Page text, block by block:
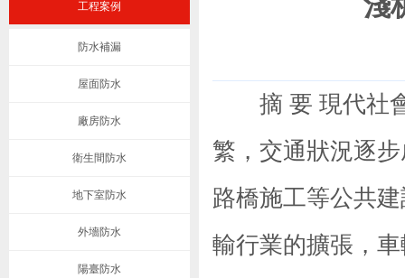
工程案例
防水補漏
屋面防水
廠房防水
衛生間防水
地下室防水
外墻防水
陽臺防水
淺
摘 要 現代社會
繁，交通狀況逐
路橋施工等公共
輸行業的擴張，